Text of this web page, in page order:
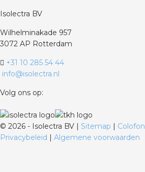
Isolectra BV
Wilhelminakade 957
3072 AP Rotterdam
+31 10 285 54 44
info@isolectra.nl
Volg ons op:
© 2026 - Isolectra BV | Sitemap | Colofon
Privacybeleid | Algemene voorwaarden